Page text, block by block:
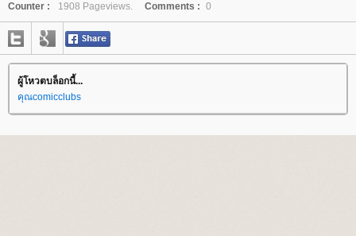
Counter :
1908 Pageviews. Comments : 0
ผู้โหวตบล็อกนี้...
คุณcomicclubs